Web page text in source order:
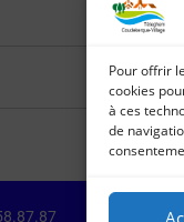
Pour offrir
cookies
à ces
de